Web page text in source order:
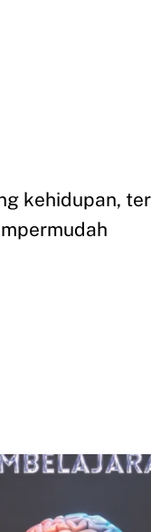
kehidupan,